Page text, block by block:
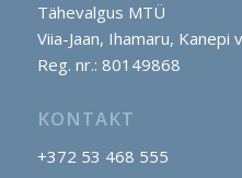
Tähevalgus MTÜ
Viia-Jaan, Ihamaru, Kanepi
Reg. nr.: 80149868
KONTAKT
+372 53 468 555